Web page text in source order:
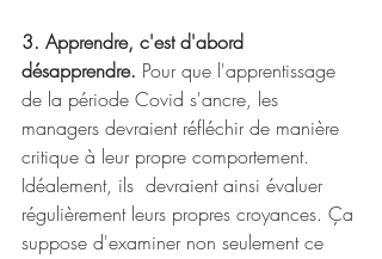
3. Apprendre, c'est d'abord
désapprendre. Pour que l'apprentissage
de la période Covid s'ancre, les
managers devraient réfléchir de manière
critique à leur propre comportement.
Idéalement, ils  devraient ainsi évaluer
régulièrement leurs propres croyances. Ça
suppose d'examiner non seulement ce